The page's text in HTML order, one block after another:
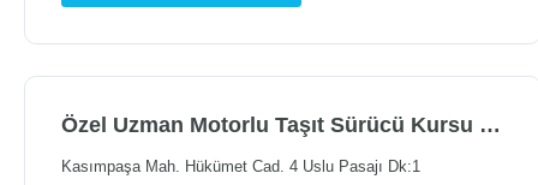
Özel Uzman Motorlu Taşıt Sürücü Kursu Çarşı Şubesi
Kasımpaşa Mah. Hükümet Cad. 4 Uslu Pasajı Dk:1